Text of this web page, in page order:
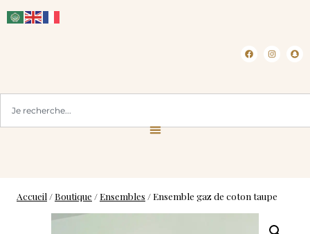
Accueil /Boutique /Ensembles /Ensemble gaz de coton taupe